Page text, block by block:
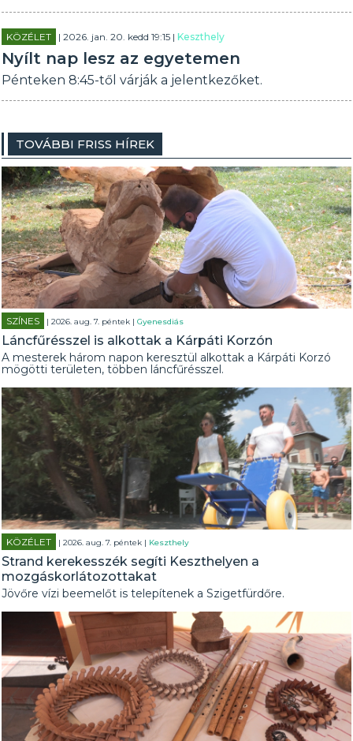
KÖZÉLET | 2026. jan. 20. kedd 19:15 |Keszthely
Nyílt nap lesz az egyetemen
Pénteken 8:45-től várják a jelentkezőket.
TOVÁBBI FRISS HÍREK
SZÍNES | 2026. aug. 7. péntek |Gyenesdiás
Láncfűrésszel is alkottak a Kárpáti Korzón
A mesterek három napon keresztül alkottak a Kárpáti Korzó
mögötti területen, többen láncfűrésszel.
KÖZÉLET | 2026. aug. 7. péntek | Keszthely
Strand kerekesszék segíti Keszthelyen a
mozgáskorlátozottakat
Jövőre vízi beemelőt is telepítenek a Szigetfürdőre.